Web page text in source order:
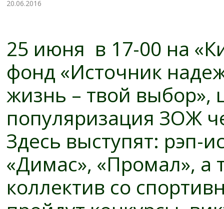
20.06.2016
25 июня в 17-00 на
фонд «Источник
жизнь – твой выбор»,
популяризация ЗОЖ
Здесь выступят: рэп-
«Димас», «Промал», а
коллектив со